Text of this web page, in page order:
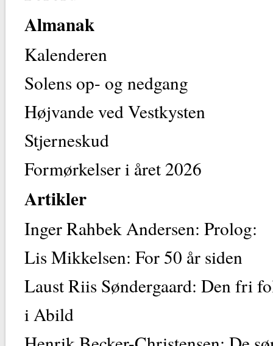
Almanak
Kalenderen
Solens op- og nedgang
Højvande ved Vestkysten
Stjerneskud
Formørkelser i året 2026
Artikler
Inger Rahbek Andersen: Prolog:
Lis Mikkelsen: For 50 år siden
Laust Riis Søndergaard: Den fri
i Abild